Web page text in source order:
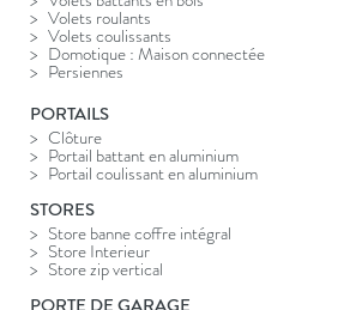
Volets roulants
Volets coulissants
Domotique : Maison connectée
Persiennes
PORTAILS
Clôture
Portail battant en aluminium
Portail coulissant en aluminium
STORES
Store banne coffre intégral
Store Interieur
Store zip vertical